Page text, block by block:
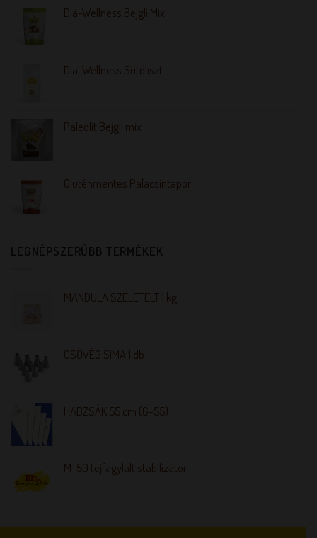
Dia-Wellness Bejgli Mix
Dia-Wellness Sütőliszt
Paleolit Bejgli mix
Gluténmentes Palacsintapor
LEGNÉPSZERŰBB TERMÉKEK
MANDULA SZELETELT 1 kg
CSŐVÉG SIMA 1 db
HABZSÁK 55 cm (6-55)
M-50 tejfagylalt stabilizátor